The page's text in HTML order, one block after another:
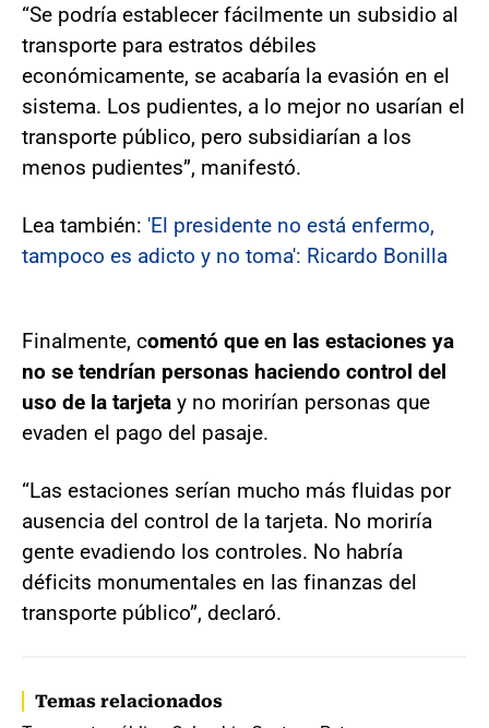
“Se podría establecer fácilmente un subsidio al
transporte para estratos débiles
económicamente, se acabaría la evasión en el
sistema. Los pudientes, a lo mejor no usarían el
transporte público, pero subsidiarían a los
menos pudientes”, manifestó.
Lea también: 'El presidente no está enfermo,
tampoco es adicto y no toma': Ricardo Bonilla
Finalmente, comentó que en las estaciones ya
no se tendrían personas haciendo control del
uso de la tarjeta y no morirían personas que
evaden el pago del pasaje.
“Las estaciones serían mucho más fluidas por
ausencia del control de la tarjeta. No moriría
gente evadiendo los controles. No habría
déficits monumentales en las finanzas del
transporte público”, declaró.
Temas relacionados